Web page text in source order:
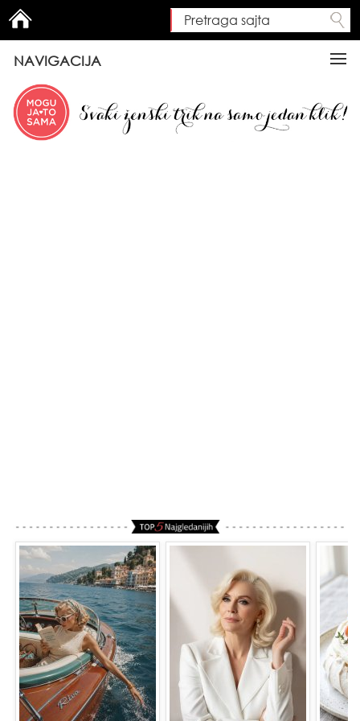
Search form
Pretraga sajta
NAVIGACIJA